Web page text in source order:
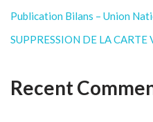
Publication Bilans – Union
SUPPRESSION DE LA
Recent